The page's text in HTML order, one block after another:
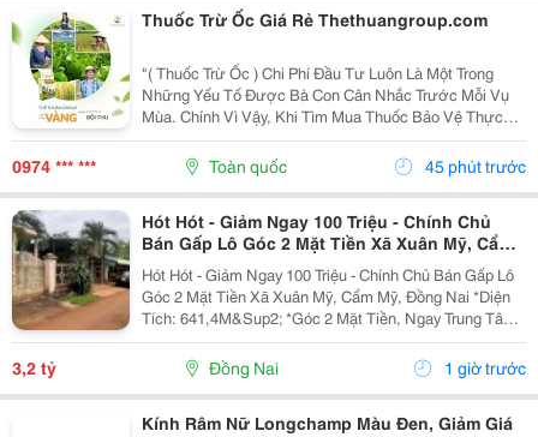
Thuốc Trừ Ốc Giá Rẻ Thethuangroup.com
"( Thuốc Trừ Ốc ) Chi Phí Đầu Tư Luôn Là Một Trong
Những Yếu Tố Được Bà Con Cân Nhắc Trước Mỗi Vụ
Mùa. Chính Vì Vậy, Khi Tìm Mua Thuốc Bảo Vệ Thực
Vật, Nhiều Người Thường Ưu Tiên Những Sản Phẩm
Có Mức Giá Hợp Lý Để Tiết Kiệm Ngân Sách. Tuy
Nhiên, Giá...
0974 *** *** Toàn quốc 45 phút trước
Hót Hót - Giảm Ngay 100 Triệu - Chính Chủ
Bán Gấp Lô Góc 2 Mặt Tiền Xã Xuân Mỹ, Cẩm
Mỹ, Đồng Nai
Hót Hót - Giảm Ngay 100 Triệu - Chính Chủ Bán Gấp Lô
Góc 2 Mặt Tiền Xã Xuân Mỹ, Cẩm Mỹ, Đồng Nai *Diện
Tích: 641,4M&Sup2; *Góc 2 Mặt Tiền, Ngay Trung Tâm,
Thuận Tiện Kinh Doanh Đa Ngành Nghề. Cách Quốc Lộ
764 Chỉ Khoảng 400M. *Pháp Lý Sổ Hồng...
3,2 tỷ Đồng Nai 1 giờ trước
Kính Râm Nữ Longchamp Màu Đen, Giảm Giá